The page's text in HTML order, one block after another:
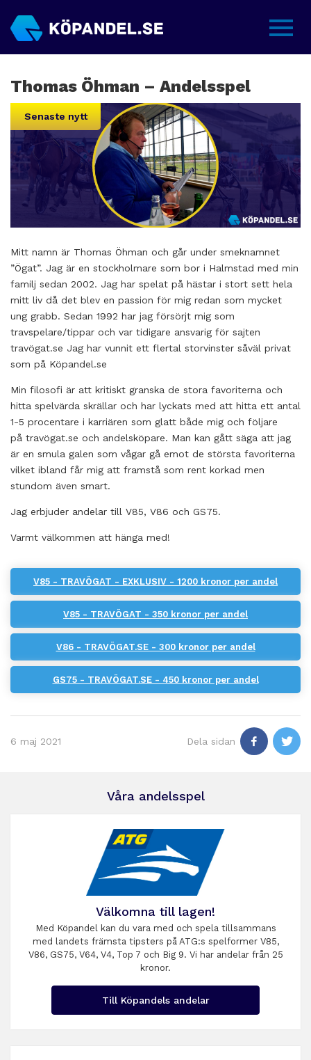
Thomas Öhman – Andelsspel
Senaste nytt
Mitt namn är Thomas Öhman och går under smeknamnet
”Ögat”. Jag är en stockholmare som bor i Halmstad med min
familj sedan 2002. Jag har spelat på hästar i stort sett hela
mitt liv då det blev en passion för mig redan som mycket
ung grabb. Sedan 1992 har jag försörjt mig som
travspelare/tippar och var tidigare ansvarig för sajten
travögat.se Jag har vunnit ett flertal storvinster såväl privat
som på Köpandel.se
Min filosofi är att kritiskt granska de stora favoriterna och
hitta spelvärda skrällar och har lyckats med att hitta ett antal
1-5 procentare i karriären som glatt både mig och följare
på travögat.se och andelsköpare. Man kan gått säga att jag
är en smula galen som vågar gå emot de största favoriterna
vilket ibland får mig att framstå som rent korkad men
stundom även smart.
Jag erbjuder andelar till V85, V86 och GS75.
Varmt välkommen att hänga med!
V85 - TRAVÖGAT - EXKLUSIV - 1200 kronor per andel
V85 - TRAVÖGAT - 350 kronor per andel
V86 - TRAVÖGAT.SE - 300 kronor per andel
GS75 - TRAVÖGAT.SE - 450 kronor per andel
Dela sidan
6 maj 2021
Våra andelsspel
Välkomna till lagen!
Med Köpandel kan du vara med och spela tillsammans
med landets främsta tipsters på ATG:s spelformer V85,
V86, GS75, V64, V4, Top 7 och Big 9. Vi har andelar från 25
kronor.
Till Köpandels andelar